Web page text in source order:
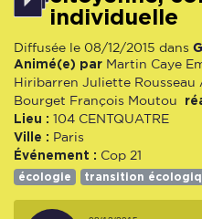
individuelle
Diffusée le 08/12/2015 dans
Animé(e) par Martin Caye
Hiribarren Juliette Rousseau
Bourget François Moutou
Lieu : 104 CENTQUATRE
Ville : Paris
Événement : Cop 21
écologie transition